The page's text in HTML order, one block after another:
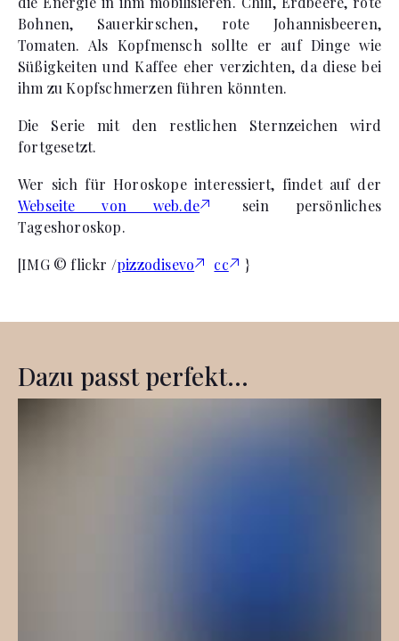
Bohnen, Sauerkirschen, rote Johannisbeeren,
Tomaten. Als Kopfmensch sollte er auf Dinge wie
Süßigkeiten und Kaffee eher verzichten, da diese bei
ihm zu Kopfschmerzen führen könnten.
Die Serie mit den restlichen Sternzeichen wird
fortgesetzt.
Wer sich für Horoskope interessiert, findet auf der
Webseite von web.de
sein persönliches
Tageshoroskop.
[IMG © flickr /pizzodisevo cc }
Dazu passt perfekt...